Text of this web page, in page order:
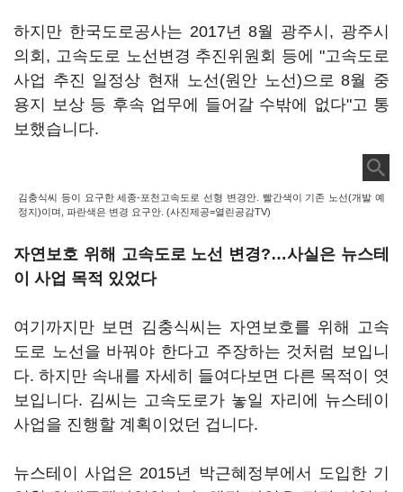
하지만 한국도로공사는 2017년 8월 광주시, 광주시
의회, 고속도로 노선변경 추진위원회 등에 "고속도로
사업 추진 일정상 현재 노선(원안 노선)으로 8월 중
용지 보상 등 후속 업무에 들어갈 수밖에 없다"고 통
보했습니다.
김충식씨 등이 요구한 세종-포천고속도로 선형 변경안. 빨간색이 기존 노선(개발 예
정지)이며, 파란색은 변경 요구안. (사진제공=열린공감TV)
자연보호 위해 고속도로 노선 변경?…사실은 뉴스테
이 사업 목적 있었다
여기까지만 보면 김충식씨는 자연보호를 위해 고속
도로 노선을 바꿔야 한다고 주장하는 것처럼 보입니
다. 하지만 속내를 자세히 들여다보면 다른 목적이 엿
보입니다. 김씨는 고속도로가 놓일 자리에 뉴스테이
사업을 진행할 계획이었던 겁니다.
뉴스테이 사업은 2015년 박근혜정부에서 도입한 기